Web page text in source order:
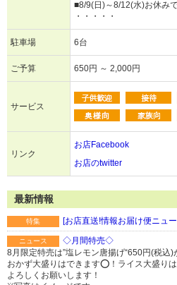
■8/9(日)～8/12(水)お休みで
・・・・・
駐車場 6台
ご予算 650円 ～ 2,000円
サービス
リンク
お店Facebook
お店のtwitter
最新情報
特集 [お店直送!情報お届け便ニュ
ニュース
◇月間特売◇
8月限定特売は”塩レモン唐揚げ“650円(税込)
おかず大盛りはできます⭕️！ライス大盛り
よろしくお願いします！